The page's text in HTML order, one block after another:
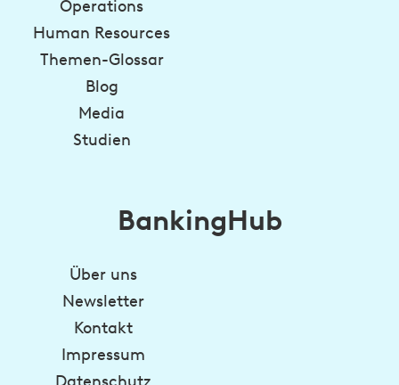
Operations
Human Resources
Themen-Glossar
Blog
Media
Studien
BankingHub
Über uns
Newsletter
Kontakt
Impressum